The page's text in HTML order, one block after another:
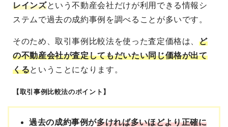
レインズという不動産会社だけが利用できる情報シ
ステムで過去の成約事例を調べることが多いです。
そのため、取引事例比較法を使った査定価格は、ど
の不動産会社が査定してもだいたい同じ価格が出て
くるということになります。
【取引事例比較法のポイント】
過去の成約事例が多ければ多いほどより正確に